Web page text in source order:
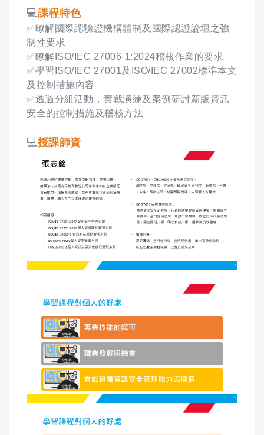
💻課程特色
✅瞭解國際認驗證機構體制及國際認證論壇之強
制性要求
✅瞭解ISO/IEC 27006-1:2024稽核作業的要求
✅學習ISO/IEC 27001及ISO/IEC 27002標準本文
及控制措施內容
✅透過分組活動，實戰演練及案例研討新版資訊
安全的控制措施及稽核方法
💻授課師資